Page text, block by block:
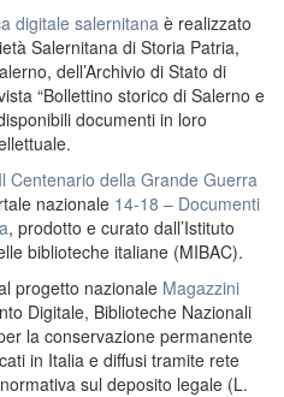
digitale salernitana è realizzato
Salernitana di Storia Patria,
dell’Archivio di Stato di
“Bollettino storico di Salerno e
documenti in loro
Il Centenario della Grande Guerra
nazionale 14-18 – Documenti
, prodotto e curato dall’Istituto
biblioteche italiane (MIBAC).
progetto nazionale Magazzini
Digitale, Biblioteche Nazionali
la conservazione permanente
in Italia e diffusi tramite rete
sul deposito legale (L.